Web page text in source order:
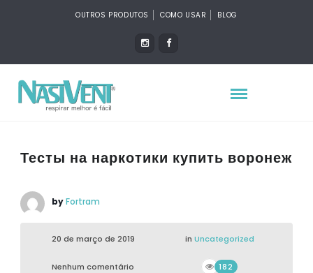
OUTROS PRODUTOS COMO USAR BLOG
Тесты на наркотики купить воронеж
byFortram
20 de março de 2019 in Uncategorized
Nenhum comentário 182